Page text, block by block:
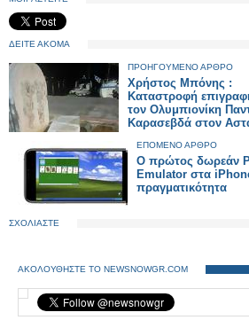
ΔΕΙΤΕ ΑΚΟΜΑ
ΠΡΟΗΓΟΥΜΕΝΟ ΑΡΘΡΟ
Χρήστος Μπόνης :
Καταστροφή
τον Ολυμπιονίκη
Καρασεβδά στον
ΕΠΟΜΕΝΟ ΑΡΘΡΟ
Ο πρώτος δωρεάν
Emulator στα
πραγματικότητα
ΣΧΟΛΙΑΣΤΕ
ΑΚΟΛΟΥΘΗΣΤΕ ΤΟ NEWSNOWGR.COM